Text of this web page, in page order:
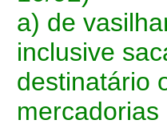
a) de
inclusive
destinatário